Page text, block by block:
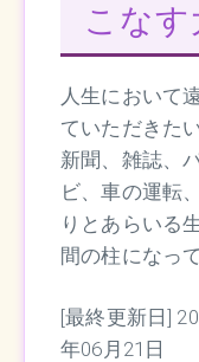
こな
人生において
ていただきた
新聞、雑誌、
ビ、車の運転
りとあらいる
間の柱になっ
[最終更新日]
年06月21日